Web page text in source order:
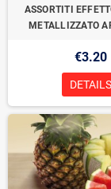
ASSORTITI
METALLIZZATO
€3.20
DETAILS